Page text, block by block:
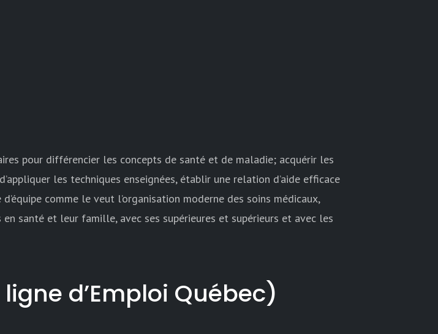
pour différencier les concepts de santé et de maladie; acquérir les
les techniques enseignées, établir une relation d’aide efficace
comme le veut l’organisation moderne des soins médicaux,
santé et leur famille, avec ses supérieures et supérieurs et avec les
d’Emploi Québec)